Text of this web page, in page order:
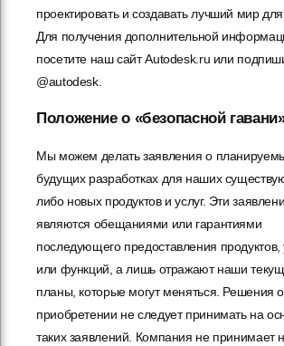
проектировать и создавать лучший мир
Для получения дополнительной
посетите наш сайт Autodesk.ru или
@autodesk.
Положение о «безопасной
Мы можем делать заявления о
будущих разработках для наших
либо новых продуктов и услуг. Эти
являются обещаниями или гарантиями
последующего предоставления продуктов,
или функций, а лишь отражают наши
планы, которые могут меняться. Решения о
приобретении не следует принимать на
таких заявлений. Компания не принимает